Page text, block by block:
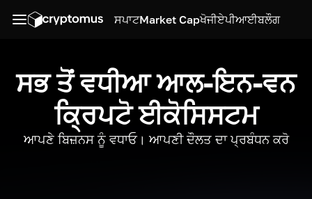
ਸਪਾਟMarket Capਖੋਜੀਏਪੀਆਈਬਲੌਗ
ਸਭ ਤੋਂ ਵਧੀਆ ਆਲ-ਇਨ-ਵਨ
ਕ੍ਰਿਪਟੋ ਈਕੋਸਿਸਟਮ
ਆਪਣੇ ਬਿਜ਼ਨਸ ਨੂੰ ਵਧਾਓ। ਆਪਣੀ ਦੌਲਤ ਦਾ ਪ੍ਰਬੰਧਨ ਕਰੋ